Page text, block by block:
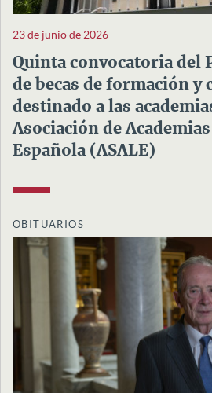
23 de junio de 2026
Quinta convocatoria del
de becas de formación y
destinado a las
Asociación de
Española (ASALE)
OBITUARIOS